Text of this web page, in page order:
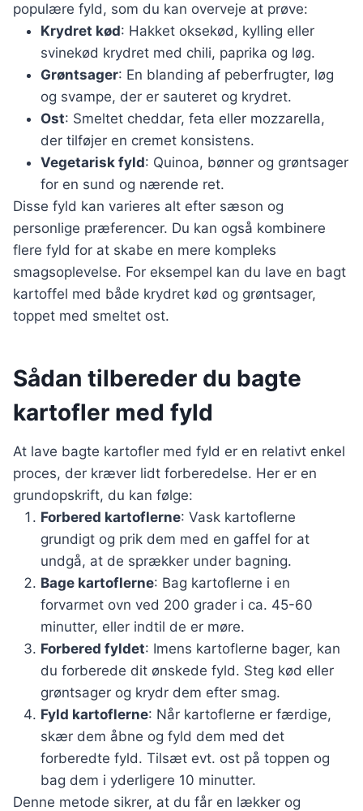
populære fyld, som du kan overveje at prøve:
Krydret kød: Hakket oksekød, kylling eller
svinekød krydret med chili, paprika og løg.
Grøntsager: En blanding af peberfrugter, løg
og svampe, der er sauteret og krydret.
Ost: Smeltet cheddar, feta eller mozzarella,
der tilføjer en cremet konsistens.
Vegetarisk fyld: Quinoa, bønner og grøntsager
for en sund og nærende ret.
Disse fyld kan varieres alt efter sæson og
personlige præferencer. Du kan også kombinere
flere fyld for at skabe en mere kompleks
smagsoplevelse. For eksempel kan du lave en bagt
kartoffel med både krydret kød og grøntsager,
toppet med smeltet ost.
Sådan tilbereder du bagte
kartofler med fyld
At lave bagte kartofler med fyld er en relativt enkel
proces, der kræver lidt forberedelse. Her er en
grundopskrift, du kan følge:
Forbered kartoflerne: Vask kartoflerne
grundigt og prik dem med en gaffel for at
undgå, at de sprækker under bagning.
Bage kartoflerne: Bag kartoflerne i en
forvarmet ovn ved 200 grader i ca. 45-60
minutter, eller indtil de er møre.
Forbered fyldet: Imens kartoflerne bager, kan
du forberede dit ønskede fyld. Steg kød eller
grøntsager og krydr dem efter smag.
Fyld kartoflerne: Når kartoflerne er færdige,
skær dem åbne og fyld dem med det
forberedte fyld. Tilsæt evt. ost på toppen og
bag dem i yderligere 10 minutter.
Denne metode sikrer, at du får en lækker og